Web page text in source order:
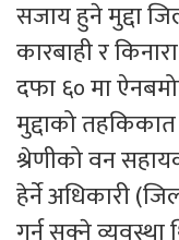
सजाय हुने मुद्दा
कारबाही र
दफा ६० मा
मुद्दाको
श्रेणीको वन
हेर्ने अधिकारी